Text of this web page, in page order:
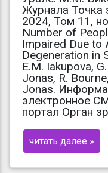
Журнала Точка
2024, Том 11,
Number of
Impaired Due to
Degeneration in
E.M. Iakupova,
Jonas, R.
Jonas.
электронное
портал Орган
читать далее »